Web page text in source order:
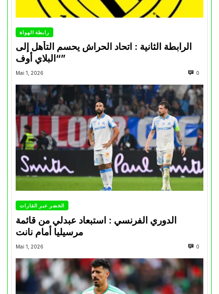
رابطة الهواة
الرابطة الثانية : اتحاد الحراش يحسم التأهل إلى
“البلاي أوف”
Mai 1, 2026 0
الخضر عبر القارات
الدوري الفرنسي : استبعاد عبدلي من قائمة
مرسيليا أمام نانت
Mai 1, 2026 0